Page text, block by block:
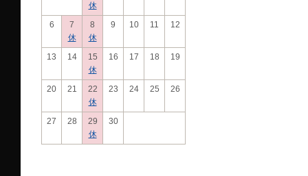
休
6
7
休
8
休
9 10 11 12
13 14
15
休
16 17 18 19
20 21
22
休
23 24 25 26
27 28
29
休
30